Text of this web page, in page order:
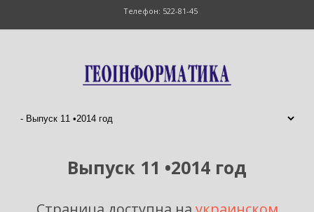
Телефон: 522-81-45
Выпуск 11 •2014 год